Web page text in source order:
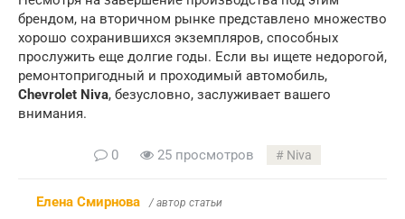
брендом, на вторичном рынке представлено множество
хорошо сохранившихся экземпляров, способных
прослужить еще долгие годы. Если вы ищете недорогой,
ремонтопригодный и проходимый автомобиль,
Chevrolet Niva, безусловно, заслуживает вашего
внимания.
0 25 просмотров Niva
Елена Смирнова / автор статьи